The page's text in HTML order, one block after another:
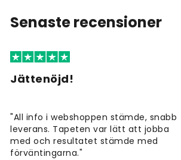
Senaste recensioner
Jättenöjd!
"All info i webshoppen stämde, snabb
leverans. Tapeten var lätt att jobba
med och resultatet stämde med
förväntingarna."